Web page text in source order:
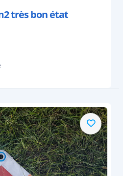
très bon état